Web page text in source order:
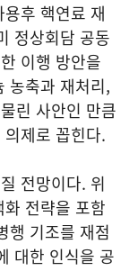
후 핵연료 재
정상회담 공동
이행 방안을
농축과 재처리,
린 사안인 만큼
제로 꼽힌다.
전망이다. 위
전략을 포함
행 기조를 재점
대한 인식을 공